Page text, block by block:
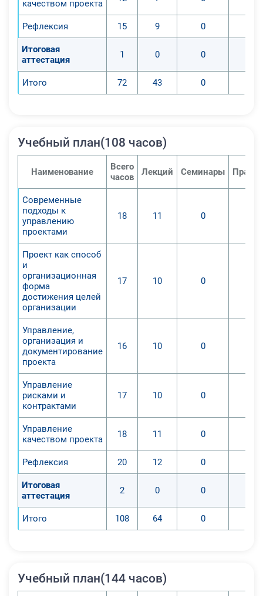
качеством проекта
Рефлексия 15 9 0
Итоговая
аттестация
1 0 0
Итого 72 43 0
Учебный план(108 часов)
Наименование
Всего
часов
Лекций Семинары
Современные
подходы к
управлению
проектами
18 11 0
Проект как способ
и
организационная
форма
достижения целей
организации
17 10 0
Управление,
организация и
документирование
проекта
16 10 0
Управление
рисками и
контрактами
17 10 0
Управление
качеством проекта
18 11 0
Рефлексия 20 12 0
Итоговая
аттестация
2 0 0
Итого 108 64 0
Учебный план(144 часов)